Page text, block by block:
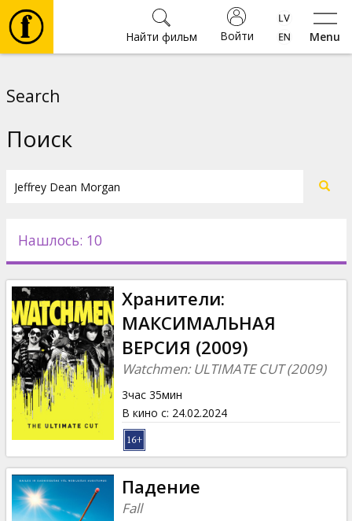
Menu
Войти
Найти фильм
Новости
Подарки
Кинозакуски
B2B
Search
Поиск
Нашлось: 10
Хранители:
МАКСИМАЛЬНАЯ
ВЕРСИЯ (2009)
Watchmen: ULTIMATE CUT (2009)
3час 35мин
В кино с: 24.02.2024
Падение
Fall